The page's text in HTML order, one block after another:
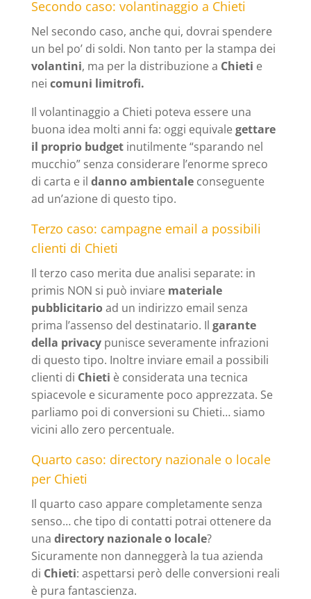
Secondo caso: volantinaggio a Chieti
Nel secondo caso, anche qui, dovrai spendere
un bel po’ di soldi. Non tanto per la stampa dei
volantini, ma per la distribuzione a Chieti e
nei comuni limitrofi.
Il volantinaggio a Chieti poteva essere una
buona idea molti anni fa: oggi equivalegettare
il proprio budgetinutilmente “sparando nel
mucchio” senza considerare l’enorme spreco
di carta e il danno ambientaleconseguente
ad un’azione di questo tipo.
Terzo caso: campagne email a possibili
clienti di Chieti
Il terzo caso merita due analisi separate: in
primis NON si può inviare materiale
pubblicitarioad un indirizzo email senza
prima l’assenso del destinatario. Il garante
della privacypunisce severamente infrazioni
di questo tipo. Inoltre inviare email a possibili
clienti di Chieti è considerata una tecnica
spiacevole e sicuramente poco apprezzata. Se
parliamo poi di conversioni su Chieti… siamo
vicini allo zero percentuale.
Quarto caso: directory nazionale o locale
per Chieti
Il quarto caso appare completamente senza
senso… che tipo di contatti potrai ottenere da
una directory nazionale o locale?
Sicuramente non danneggerà la tua azienda
di Chieti: aspettarsi però delle conversioni reali
è pura fantascienza.